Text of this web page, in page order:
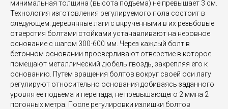
минимальная толщина (высота подъема) не превышает 3 см.
Технология изготовления регулируемого пола состоит в
следующем: деревянные лаги с вкрученными в их резьбовые
отверстия болтами стойками устанавливают на неровное
основание с шагом 300-600 мм. Через каждый болт в
бетонном основании просверливают отверстие в которое
помещают металлический дюбель гвоздь, закрепляя его к
основанию. Путем вращения болтов вокруг своей оси лагу
регулируют относительно основания добиваясь заданного
уровня ее подъема и перепада, не превышающего 2 ммна 2
погонных метра. После регулировки излишки болтов